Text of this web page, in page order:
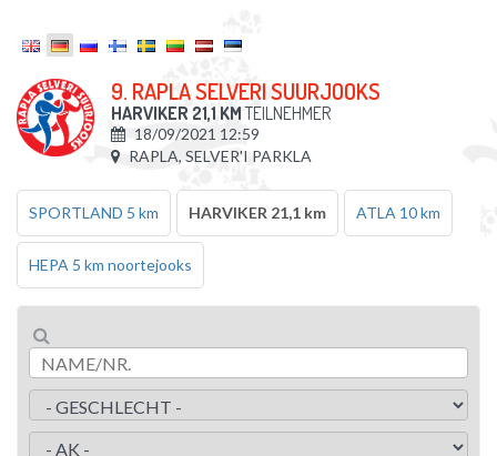
9. RAPLA SELVERI SUURJOOKS
HARVIKER 21,1 KMTEILNEHMER
18/09/2021 12:59
RAPLA, SELVER'I PARKLA
SPORTLAND 5 km HARVIKER 21,1 km ATLA 10 km
HEPA 5 km noortejooks